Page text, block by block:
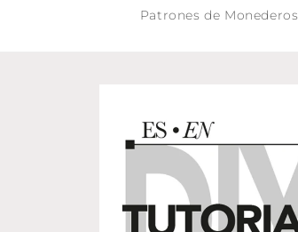
Patrones de Monederos
información
del producto